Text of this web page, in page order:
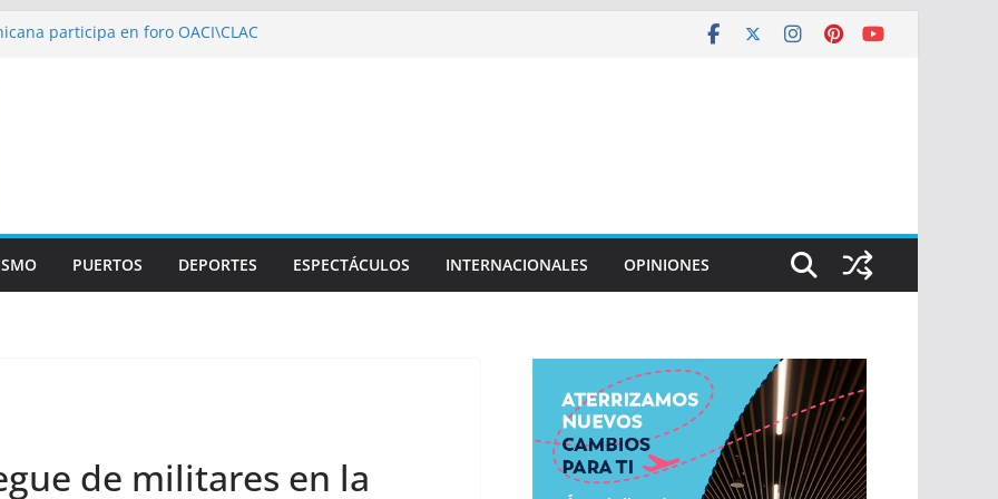
participa en foro OACI\CLAC
en normas de calidad ISO
multidisciplinario operativo médico
PUERTOS DEPORTES ESPECTÁCULOS INTERNACIONALES OPINIONES
de militares en la